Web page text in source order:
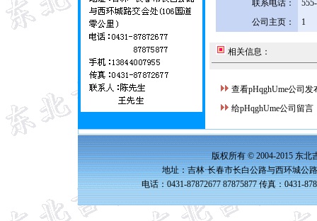
联系电话：
公司主页：
1
相关信息：
查看pHqghUme公司发
给pHqghUme公司留言
版权所有 © 2004-2015 东北
地址：吉林·长春市长白公路与西环城公
电话：0431-87872677 87875877 传真：0431-